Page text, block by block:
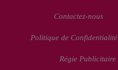
Contactez-nous
Politique de Confidentialité
Régie Publicitaire